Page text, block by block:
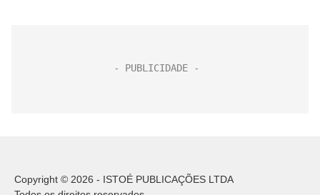
Copyright © 2026 - ISTOÉ PUBLICAÇÕES LTDA